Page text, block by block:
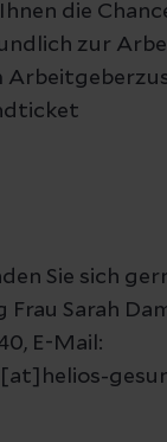
die
zur
Sie sich
Sarah
E-Mail: